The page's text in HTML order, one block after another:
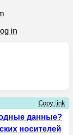
in
Copy link
данные?
носителей